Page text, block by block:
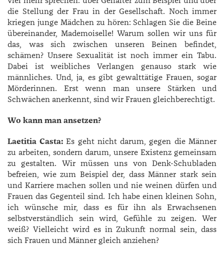
die Stellung der Frau in der Gesellschaft. Noch immer
kriegen junge Mädchen zu hören: Schlagen Sie die Beine
übereinander, Mademoiselle! Warum sollen wir uns für
das, was sich zwischen unseren Beinen befindet,
schämen? Unsere Sexualität ist noch immer ein Tabu.
Dabei ist weibliches Verlangen genauso stark wie
männliches. Und, ja, es gibt gewalttätige Frauen, sogar
Mörderinnen. Erst wenn man unsere Stärken und
Schwächen anerkennt, sind wir Frauen gleichberechtigt.
Wo kann man ansetzen?
Laetitia Casta:Es geht nicht darum, gegen die Männer
zu arbeiten, sondern darum, unsere Existenz gemeinsam
zu gestalten. Wir müssen uns von Denk-Schubladen
befreien, wie zum Beispiel der, dass Männer stark sein
und Karriere machen sollen und nie weinen dürfen und
Frauen das Gegenteil sind. Ich habe einen kleinen Sohn,
ich wünsche mir, dass es für ihn als Erwachsenen
selbstverständlich sein wird, Gefühle zu zeigen. Wer
weiß? Vielleicht wird es in Zukunft normal sein, dass
sich Frauen und Männer gleich anziehen?